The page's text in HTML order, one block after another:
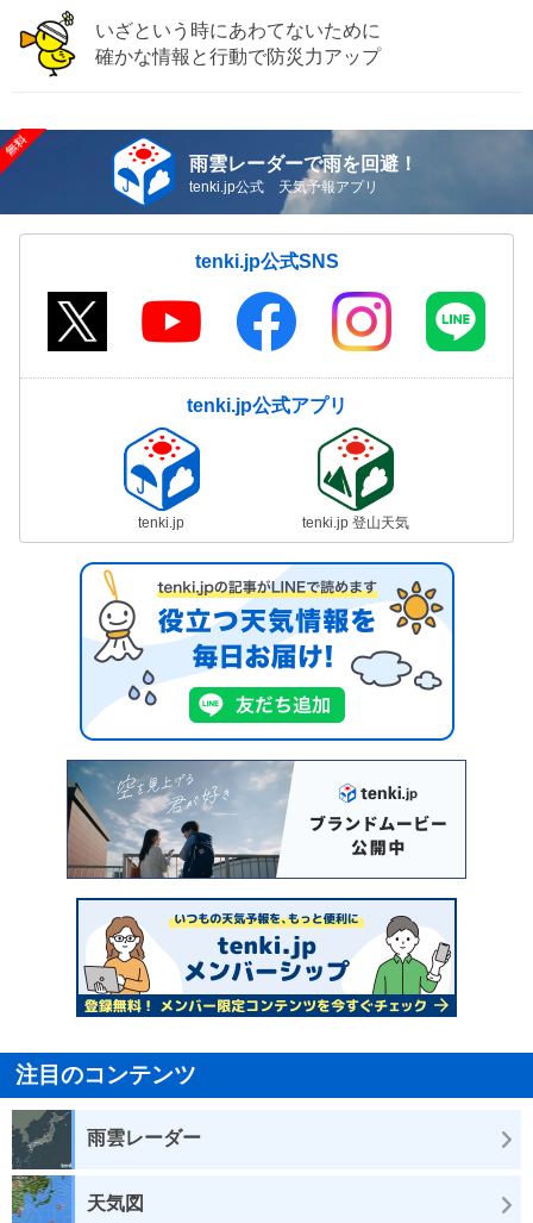
いざという時にあわてないために
確かな情報と行動で防災力アップ
雨雲レーダーで雨を回避！
tenki.jp公式 天気予報アプリ
tenki.jp公式SNS
tenki.jp公式アプリ
tenki.jp tenki.jp 登山天気
注目のコンテンツ
雨雲レーダー
天気図